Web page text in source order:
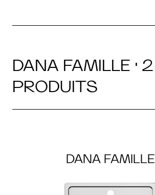
DANA FAMILLE · 2
PRODUITS
DANA FAMILLE